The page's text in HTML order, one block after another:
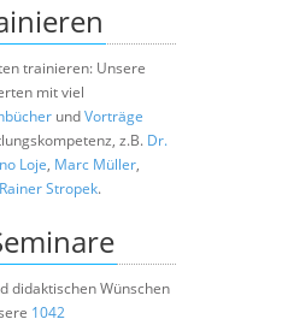
trainieren: Unsere
mit viel
undVorträge
z.B. Dr.
Loje, Marc Müller,
Rainer Stropek.
didaktischen Wünschen
1042